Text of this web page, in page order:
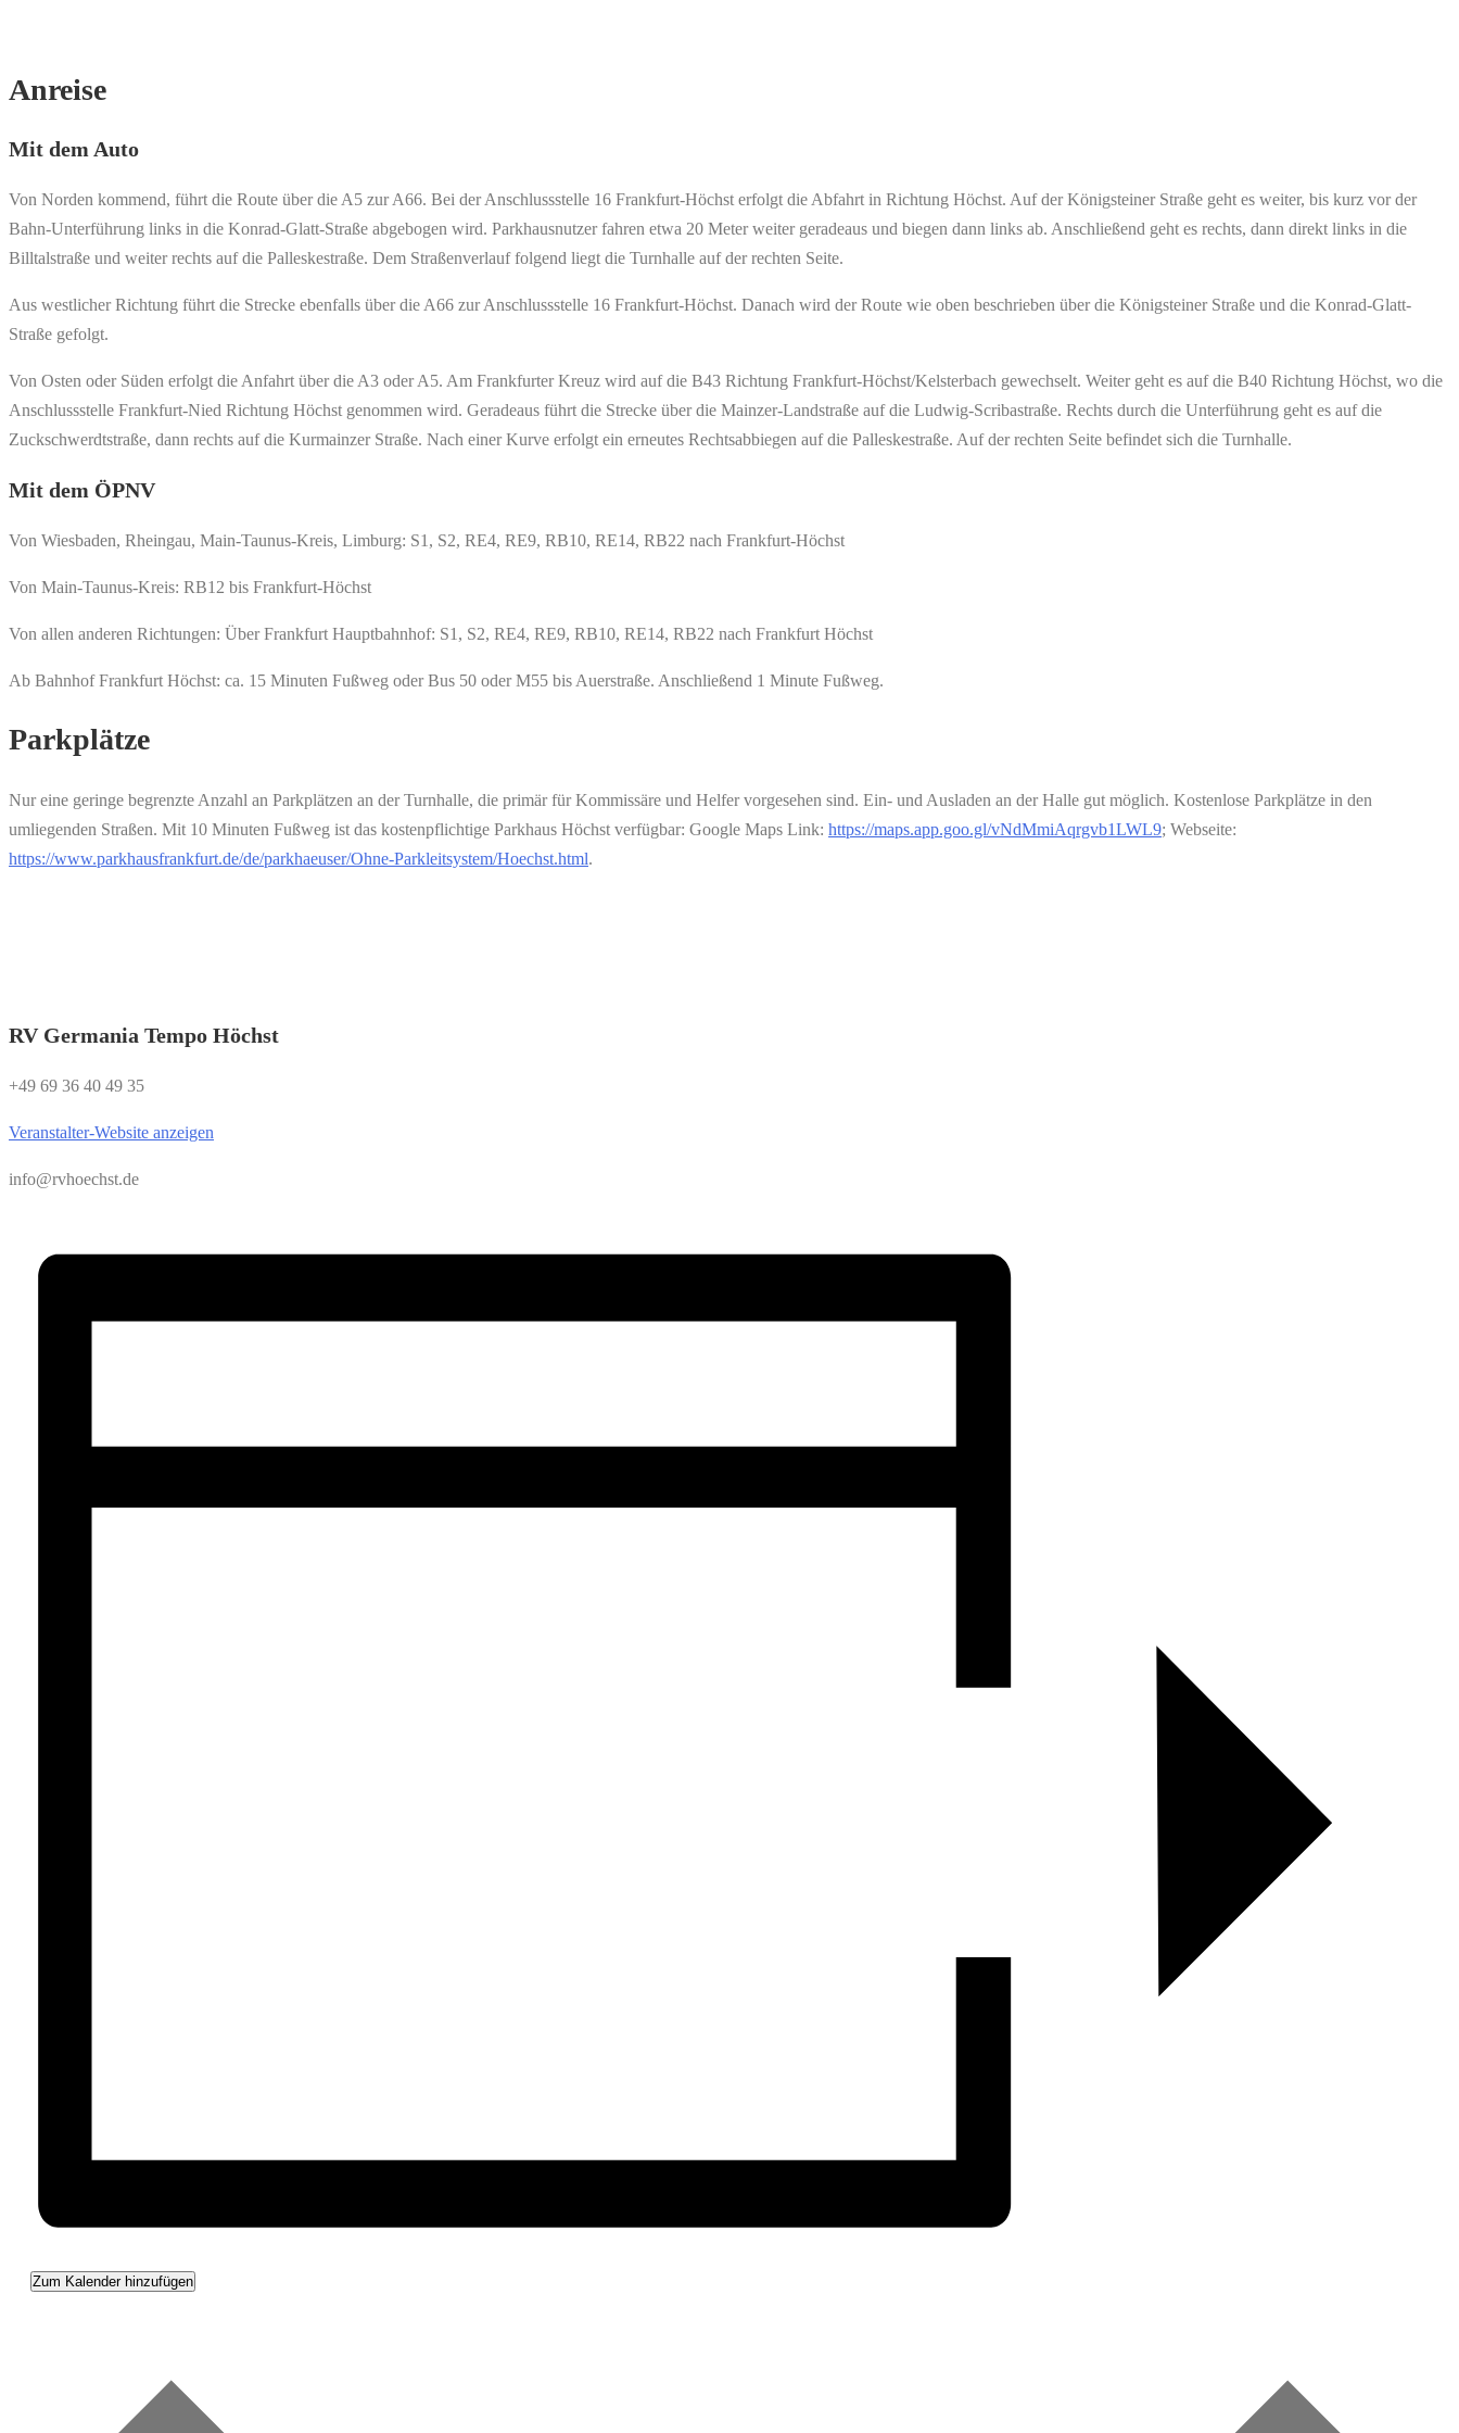
Anreise
Mit dem Auto
Von Norden kommend, führt die Route über die A5 zur A66. Bei der Anschlussstelle 16 Frankfurt-Höchst erfolgt die Abfahrt in Richtung Höchst. Auf der Königsteiner Straße geht es weiter, bis kurz vor der
Bahn-Unterführung links in die Konrad-Glatt-Straße abgebogen wird. Parkhausnutzer fahren etwa 20 Meter weiter geradeaus und biegen dann links ab. Anschließend geht es rechts, dann direkt links in die
Billtalstraße und weiter rechts auf die Palleskestraße. Dem Straßenverlauf folgend liegt die Turnhalle auf der rechten Seite.
Aus westlicher Richtung führt die Strecke ebenfalls über die A66 zur Anschlussstelle 16 Frankfurt-Höchst. Danach wird der Route wie oben beschrieben über die Königsteiner Straße und die Konrad-Glatt-
Straße gefolgt.
Von Osten oder Süden erfolgt die Anfahrt über die A3 oder A5. Am Frankfurter Kreuz wird auf die B43 Richtung Frankfurt-Höchst/Kelsterbach gewechselt. Weiter geht es auf die B40 Richtung Höchst, wo die
Anschlussstelle Frankfurt-Nied Richtung Höchst genommen wird. Geradeaus führt die Strecke über die Mainzer-Landstraße auf die Ludwig-Scribastraße. Rechts durch die Unterführung geht es auf die
Zuckschwerdtstraße, dann rechts auf die Kurmainzer Straße. Nach einer Kurve erfolgt ein erneutes Rechtsabbiegen auf die Palleskestraße. Auf der rechten Seite befindet sich die Turnhalle.
Mit dem ÖPNV
Von Wiesbaden, Rheingau, Main-Taunus-Kreis, Limburg: S1, S2, RE4, RE9, RB10, RE14, RB22 nach Frankfurt-Höchst
Von Main-Taunus-Kreis: RB12 bis Frankfurt-Höchst
Von allen anderen Richtungen: Über Frankfurt Hauptbahnhof: S1, S2, RE4, RE9, RB10, RE14, RB22 nach Frankfurt Höchst
Ab Bahnhof Frankfurt Höchst: ca. 15 Minuten Fußweg oder Bus 50 oder M55 bis Auerstraße. Anschließend 1 Minute Fußweg.
Parkplätze
Nur eine geringe begrenzte Anzahl an Parkplätzen an der Turnhalle, die primär für Kommissäre und Helfer vorgesehen sind. Ein- und Ausladen an der Halle gut möglich. Kostenlose Parkplätze in den
umliegenden Straßen. Mit 10 Minuten Fußweg ist das kostenpflichtige Parkhaus Höchst verfügbar: Google Maps Link: https://maps.app.goo.gl/vNdMmiAqrgvb1LWL9; Webseite:
https://www.parkhausfrankfurt.de/de/parkhaeuser/Ohne-Parkleitsystem/Hoechst.html.
RV Germania Tempo Höchst
+49 69 36 40 49 35
Veranstalter-Website anzeigen
info@rvhoechst.de
Zum Kalender hinzufügen